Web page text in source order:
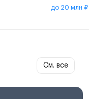
до 20 млн ₽
См. все